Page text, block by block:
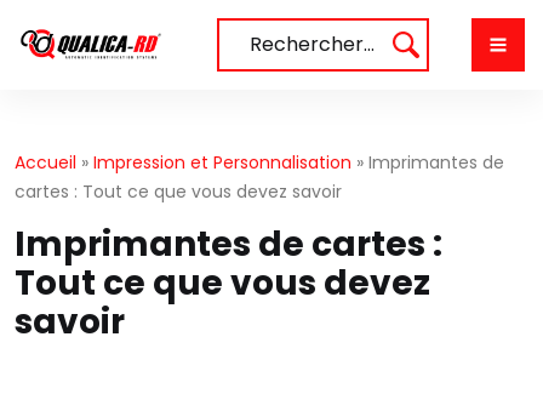
au
Rechercher…
Accueil » Impression et Personnalisation » Imprimantes de
cartes : Tout ce que vous devez savoir
Imprimantes de cartes :
Tout ce que vous devez
savoir